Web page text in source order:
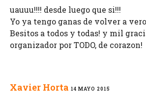
uauuu!!!! desde luego que si!!!
Yo ya tengo ganas de volver a
Besitos a todos y todas! y mil
organizador por TODO, de corazon!
Xavier Horta 14 MAYO 2015